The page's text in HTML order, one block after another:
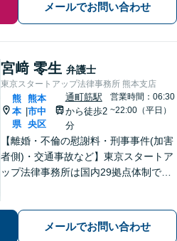
メールでお問い合わせ
宮﨑 零生 弁護士
東京スタートアップ法律事務所 熊本支店
熊
本
県
熊本
市中
央区
通町筋駅
から徒歩2
分
営業時間：06:30
~22:00（平日）
【離婚・不倫の慰謝料・刑事事件(加害
者側)・交通事故など】東京スタートア
ップ法律事務所は国内29拠点体制で全
専門性の高い弁護士が寄り添い解決を
サポートします。
メールでお問い合わせ